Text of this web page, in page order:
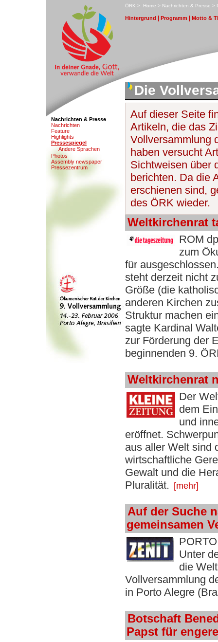
ÖRK > Home > Nachrichten & Presse >
Hintergrund Programm Motto &
Nachrichten & Presse
Nachrichten
Feature
Highlights
Pressespiegel
Andere Sprachen
Photos
Assembly newspaper
Pressezentrum
Die
Auf dieser Seite
Artikeln, die das
Vollversammlung
haben versucht
Sichtweisen über
berichten. Da die
erschienen sind,
des ÖRK wieder.
Weltkirchenrat
ROM
zum
für
steht derzeit nicht
Größe (die
anderen Kirchen
Struktur machen
sagte Kardinal
zur Förderung der
beginnenden 9.
Weltkirchenrat
Der
dem
und
eröffnet.
aus aller Welt sind
wirtschaftliche
Gewalt und die
Pluralität.
[mehr]
Auf der Suche
gemeinsamen
Unter
die
Vollversammlung
in Porto Alegre
Botschaft
Papst für